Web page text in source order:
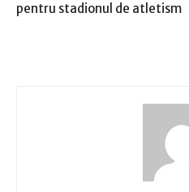
pentru stadionul de atletism